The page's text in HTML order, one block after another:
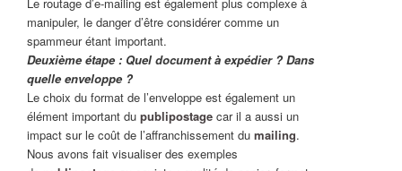
manipuler, le danger d’être considérer comme un
spammeur étant important.
Deuxième étape : Quel document à expédier ? Dans
quelle enveloppe ?
Le choix du format de l’enveloppe est également un
élément important du publipostagecar il a aussi un
impact sur le coût de l’affranchissement du mailing.
Nous avons fait visualiser des exemples